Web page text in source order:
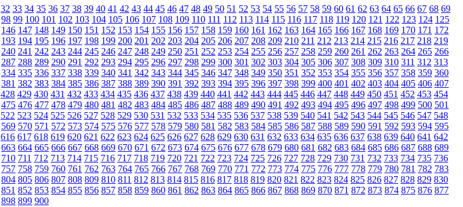
32 33 34 35 36 37 38 39 40 41 42 43 44 45 46 47 48 49 50 51 52 53 54 55 56 57 58 59 60 61 62 63 64 65 66 67 68 69
98 99 100 101 102 103 104 105 106 107 108 109 110 111 112 113 114 115 116 117 118 119 120 121 122 123 124 125
146 147 148 149 150 151 152 153 154 155 156 157 158 159 160 161 162 163 164 165 166 167 168 169 170 171 172
193 194 195 196 197 198 199 200 201 202 203 204 205 206 207 208 209 210 211 212 213 214 215 216 217 218 219
240 241 242 243 244 245 246 247 248 249 250 251 252 253 254 255 256 257 258 259 260 261 262 263 264 265 266
287 288 289 290 291 292 293 294 295 296 297 298 299 300 301 302 303 304 305 306 307 308 309 310 311 312 313
334 335 336 337 338 339 340 341 342 343 344 345 346 347 348 349 350 351 352 353 354 355 356 357 358 359 360
381 382 383 384 385 386 387 388 389 390 391 392 393 394 395 396 397 398 399 400 401 402 403 404 405 406 407
428 429 430 431 432 433 434 435 436 437 438 439 440 441 442 443 444 445 446 447 448 449 450 451 452 453 454
475 476 477 478 479 480 481 482 483 484 485 486 487 488 489 490 491 492 493 494 495 496 497 498 499 500 501
522 523 524 525 526 527 528 529 530 531 532 533 534 535 536 537 538 539 540 541 542 543 544 545 546 547 548
569 570 571 572 573 574 575 576 577 578 579 580 581 582 583 584 585 586 587 588 589 590 591 592 593 594 595
616 617 618 619 620 621 622 623 624 625 626 627 628 629 630 631 632 633 634 635 636 637 638 639 640 641 642
663 664 665 666 667 668 669 670 671 672 673 674 675 676 677 678 679 680 681 682 683 684 685 686 687 688 689
710 711 712 713 714 715 716 717 718 719 720 721 722 723 724 725 726 727 728 729 730 731 732 733 734 735 736
757 758 759 760 761 762 763 764 765 766 767 768 769 770 771 772 773 774 775 776 777 778 779 780 781 782 783
804 805 806 807 808 809 810 811 812 813 814 815 816 817 818 819 820 821 822 823 824 825 826 827 828 829 830
851 852 853 854 855 856 857 858 859 860 861 862 863 864 865 866 867 868 869 870 871 872 873 874 875 876 877
898 899 900